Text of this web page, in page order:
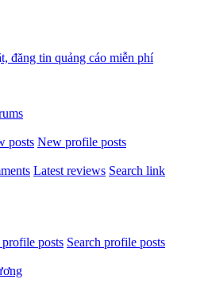
posts New profile posts
Latest reviews Search link
posts Search profile posts